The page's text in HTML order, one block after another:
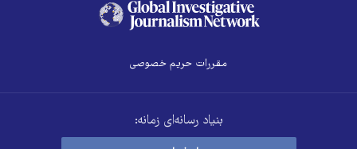
مقررات حریم خصوصی
بنیاد رسانه‌ای زمانه: